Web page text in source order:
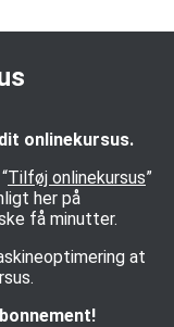
onlinekursus.
Tilføj onlinekursus”
her på
få minutter.
at